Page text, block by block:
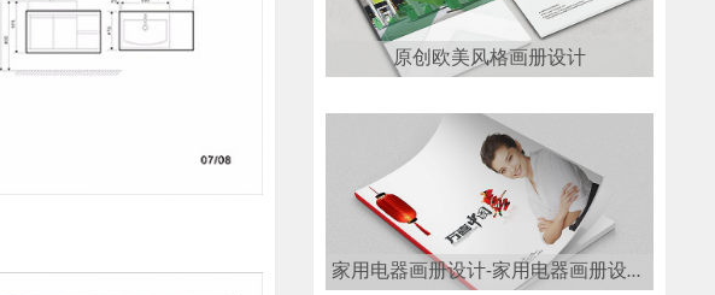
原创欧美风格画册设计
家用电器画册设计-家用电器画册设计公司